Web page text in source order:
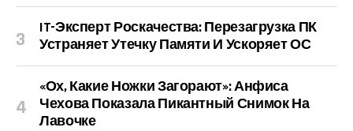
IT-Эксперт Роскачества: Перезагрузка ПК
Устраняет Утечку Памяти И Ускоряет ОС
«Ох, Какие Ножки Загорают»: Анфиса
Чехова Показала Пикантный Снимок На
Лавочке